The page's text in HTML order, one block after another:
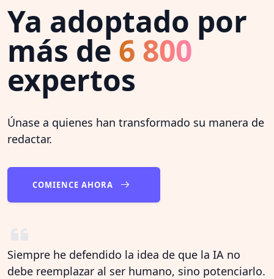
Ya adoptado por
más de 6 800
expertos
Únase a quienes han transformado su manera de
redactar.
COMIENCE AHORA
Siempre he defendido la idea de que la IA no
debe reemplazar al ser humano, sino potenciarlo.